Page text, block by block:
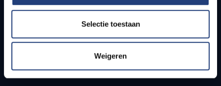
Selectie toestaan
Weigeren
Studenten
PhD-studenten
Leerkrachten en secundaire scholen